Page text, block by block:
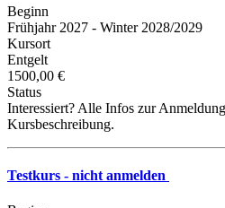
Beginn
Frühjahr 2027 - Winter 2028/2029
Kursort
Entgelt
1500,00 €
Status
Interessiert? Alle Infos zur
Kursbeschreibung.
Testkurs - nicht anmelden